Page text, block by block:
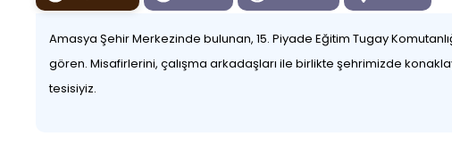
Amasya Şehir Merkezinde bulunan, 15. Piyade Eğitim Tugay
gören. Misafirlerini, çalışma arkadaşları ile birlikte şehrimizde
tesisiyiz.